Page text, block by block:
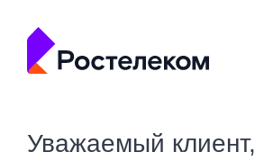
Уважаемый клиент,